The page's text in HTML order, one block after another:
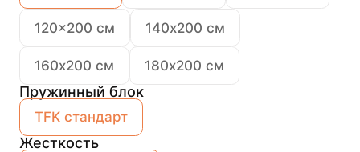
120x200 см 140х200 см
160х200 см 180х200 см
Пружинный блок
TFK стандарт
Жесткость